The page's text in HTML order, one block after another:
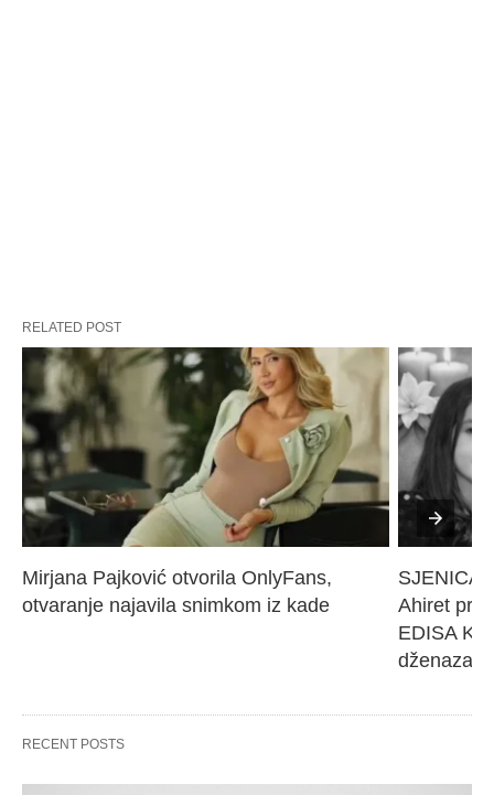
RELATED POST
Mirjana Pajković otvorila OnlyFans,
otvaranje najavila snimkom iz kade
SJENICA
Ahiret
EDISA
dženaza
RECENT POSTS